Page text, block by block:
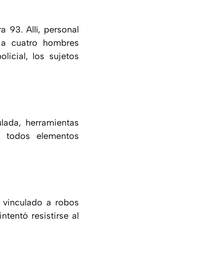
93. Allí, personal
cuatro hombres
los sujetos
herramientas
elementos
a robos
resistirse al